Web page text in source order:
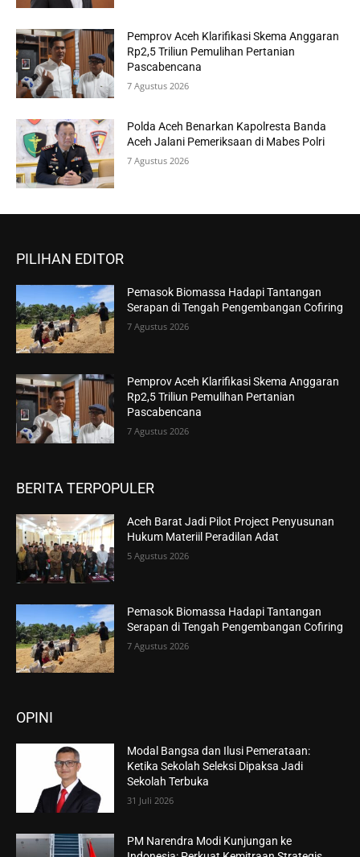
Pemprov Aceh Klarifikasi Skema Anggaran
Rp2,5 Triliun Pemulihan Pertanian
Pascabencana
7 Agustus 2026
Polda Aceh Benarkan Kapolresta Banda
Aceh Jalani Pemeriksaan di Mabes Polri
7 Agustus 2026
PILIHAN EDITOR
Pemasok Biomassa Hadapi Tantangan
Serapan di Tengah Pengembangan Cofiring
7 Agustus 2026
Pemprov Aceh Klarifikasi Skema Anggaran
Rp2,5 Triliun Pemulihan Pertanian
Pascabencana
7 Agustus 2026
BERITA TERPOPULER
Aceh Barat Jadi Pilot Project Penyusunan
Hukum Materiil Peradilan Adat
5 Agustus 2026
Pemasok Biomassa Hadapi Tantangan
Serapan di Tengah Pengembangan Cofiring
7 Agustus 2026
OPINI
Modal Bangsa dan Ilusi Pemerataan:
Ketika Sekolah Seleksi Dipaksa Jadi
Sekolah Terbuka
31 Juli 2026
PM Narendra Modi Kunjungan ke